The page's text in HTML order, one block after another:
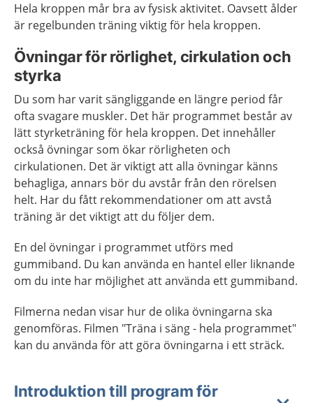
Hela kroppen mår bra av fysisk aktivitet. Oavsett ålder
är regelbunden träning viktig för hela kroppen.
Övningar för rörlighet, cirkulation och
styrka
Du som har varit sängliggande en längre period får
ofta svagare muskler. Det här programmet består av
lätt styrketräning för hela kroppen. Det innehåller
också övningar som ökar rörligheten och
cirkulationen. Det är viktigt att alla övningar känns
behagliga, annars bör du avstår från den rörelsen
helt. Har du fått rekommendationer om att avstå
träning är det viktigt att du följer dem.
En del övningar i programmet utförs med
gummiband. Du kan använda en hantel eller liknande
om du inte har möjlighet att använda ett gummiband.
Filmerna nedan visar hur de olika övningarna ska
genomföras. Filmen "Träna i säng - hela programmet"
kan du använda för att göra övningarna i ett sträck.
Introduktion till program för